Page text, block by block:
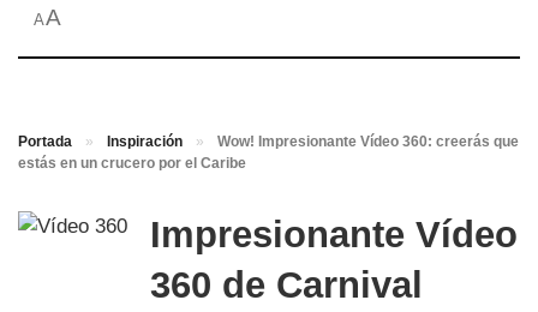
AA
Portada » Inspiración »
Wow! Impresionante Vídeo 360: creerás que
estás en un crucero por el Caribe
Impresionante Vídeo
360 de Carnival